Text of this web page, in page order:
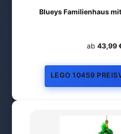
Blueys Familienhaus
ab 43,99
LEGO 10459